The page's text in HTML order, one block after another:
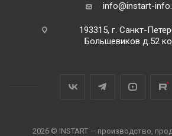
info@instart-
193315, г. Санкт-
Большевиков д.52
2026 © INSTART — производство,